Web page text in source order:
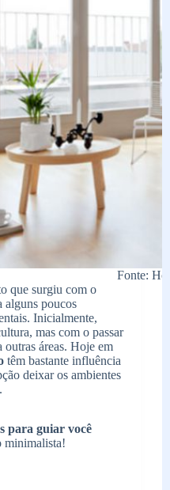
Fonte:
que surgiu com o
alguns poucos
Inicialmente,
mas com o passar
áreas. Hoje em
têm bastante influência
deixar os ambientes
para guiar você
minimalista!